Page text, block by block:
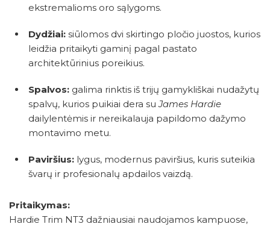
ekstremalioms oro sąlygoms.
Dydžiai: siūlomos dvi skirtingo pločio juostos, kurios
leidžia pritaikyti gaminį pagal pastato
architektūrinius poreikius.
Spalvos: galima rinktis iš trijų gamykliškai nudažytų
spalvų, kurios puikiai dera suJames Hardie
dailylentėmis ir nereikalauja papildomo dažymo
montavimo metu.
Paviršius: lygus, modernus paviršius, kuris suteikia
švarų ir profesionalų apdailos vaizdą.
Pritaikymas:
Hardie Trim NT3 dažniausiai naudojamos kampuose,